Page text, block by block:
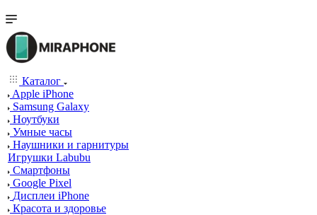
Каталог
Apple iPhone
Samsung Galaxy
Ноутбуки
Умные часы
Наушники и гарнитуры
Игрушки Labubu
Смартфоны
Google Pixel
Дисплеи iPhone
Красота и здоровье